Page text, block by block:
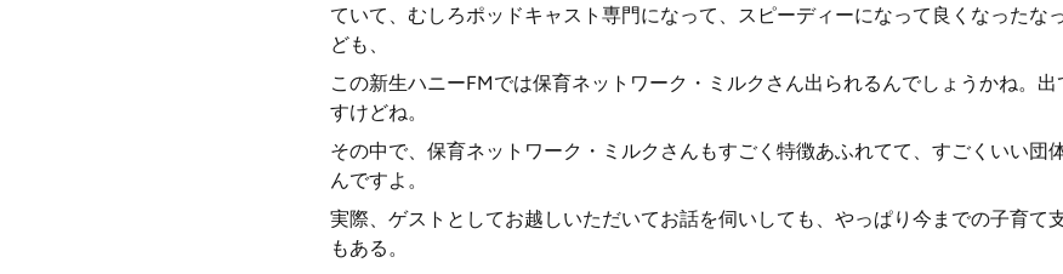
ていて、むしろポッドキャスト専門になって、スピーディーになって良くなったな
ども、
この新生ハニーFMでは保育ネットワーク・ミルクさん出られるんでしょうかね。
すけどね。
その中で、保育ネットワーク・ミルクさんもすごく特徴あふれてて、すごくいい団
んですよ。
実際、ゲストとしてお越しいただいてお話を伺いしても、やっぱり今までの子育て
もある。